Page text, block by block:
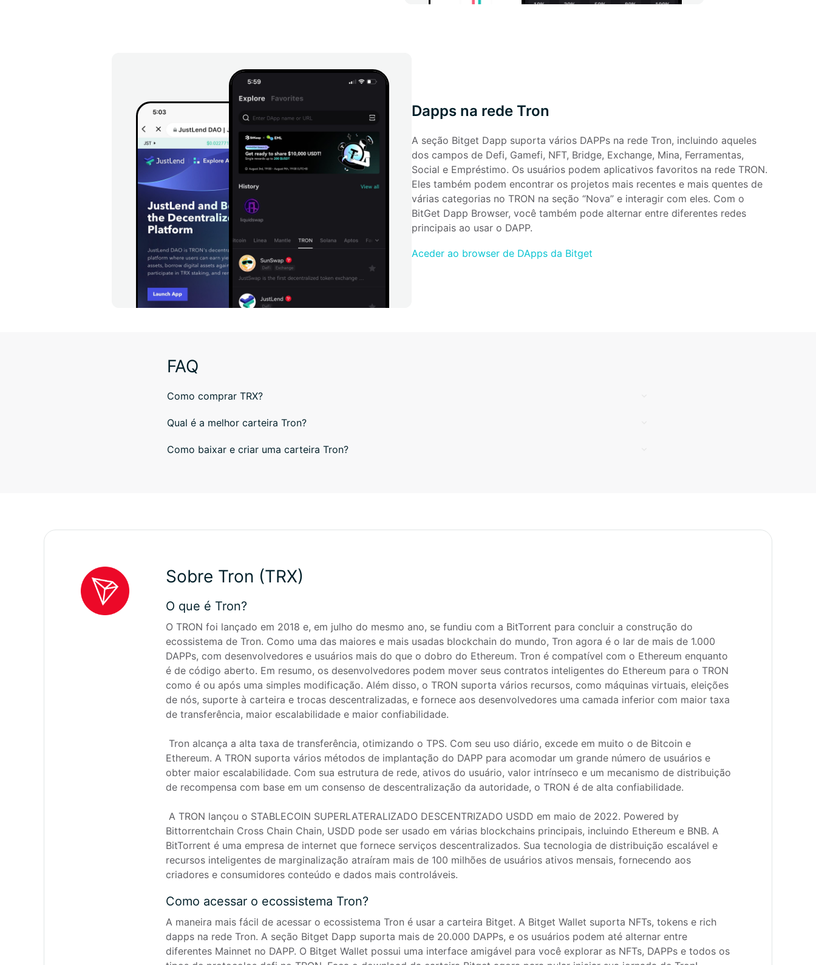
Dapps na rede Tron
A seção Bitget Dapp suporta vários DAPPs na rede Tron, incluindo aqueles
dos campos de Defi, Gamefi, NFT, Bridge, Exchange, Mina, Ferramentas,
Social e Empréstimo. Os usuários podem aplicativos favoritos na rede TRON.
Eles também podem encontrar os projetos mais recentes e mais quentes de
várias categorias no TRON na seção “Nova” e interagir com eles. Com o
BitGet Dapp Browser, você também pode alternar entre diferentes redes
principais ao usar o DAPP.
Aceder ao browser de DApps da Bitget
FAQ
Como comprar TRX?
Qual é a melhor carteira Tron?
Como baixar e criar uma carteira Tron?
Sobre Tron (TRX)
O que é Tron?
O TRON foi lançado em 2018 e, em julho do mesmo ano, se fundiu com a BitTorrent para concluir a construção do
ecossistema de Tron. Como uma das maiores e mais usadas blockchain do mundo, Tron agora é o lar de mais de 1.000
DAPPs, com desenvolvedores e usuários mais do que o dobro do Ethereum. Tron é compatível com o Ethereum enquanto
é de código aberto. Em resumo, os desenvolvedores podem mover seus contratos inteligentes do Ethereum para o TRON
como é ou após uma simples modificação. Além disso, o TRON suporta vários recursos, como máquinas virtuais, eleições
de nós, suporte à carteira e trocas descentralizadas, e fornece aos desenvolvedores uma camada inferior com maior taxa
de transferência, maior escalabilidade e maior confiabilidade.
Ethereum. A TRON suporta vários métodos de implantação do DAPP para acomodar um grande número de usuários e
obter maior escalabilidade. Com sua estrutura de rede, ativos do usuário, valor intrínseco e um mecanismo de distribuição
de recompensa com base em um consenso de descentralização da autoridade, o TRON é de alta confiabilidade.
Bittorrentchain Cross Chain Chain, USDD pode ser usado em várias blockchains principais, incluindo Ethereum e BNB. A
BitTorrent é uma empresa de internet que fornece serviços descentralizados. Sua tecnologia de distribuição escalável e
recursos inteligentes de marginalização atraíram mais de 100 milhões de usuários ativos mensais, fornecendo aos
criadores e consumidores conteúdo e dados mais controláveis.
Como acessar o ecossistema Tron?
A maneira mais fácil de acessar o ecossistema Tron é usar a carteira Bitget. A Bitget Wallet suporta NFTs, tokens e rich
dapps na rede Tron. A seção Bitget Dapp suporta mais de 20.000 DAPPs, e os usuários podem até alternar entre
diferentes Mainnet no DAPP. O Bitget Wallet possui uma interface amigável para você explorar as NFTs, DAPPs e todos os